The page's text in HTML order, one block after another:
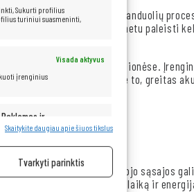
Sukurti profilius
turiniui suasmeninti,
Visada aktyvus
įrenginius
ir
Skaitykite daugiau apie šiuos tikslus
Tvarkyti parinktis
procesoriumi. Tai šešių branduolių
suteikia tiek galios vienu metu paleisti
tinka tiek biure, tiek kelionėse.
prie įvairių įrenginių. Be to, greitas
Dėl greitos ir aiškios vartotojo sąsajos
tvarkykles, taupydama jūsų laiką ir